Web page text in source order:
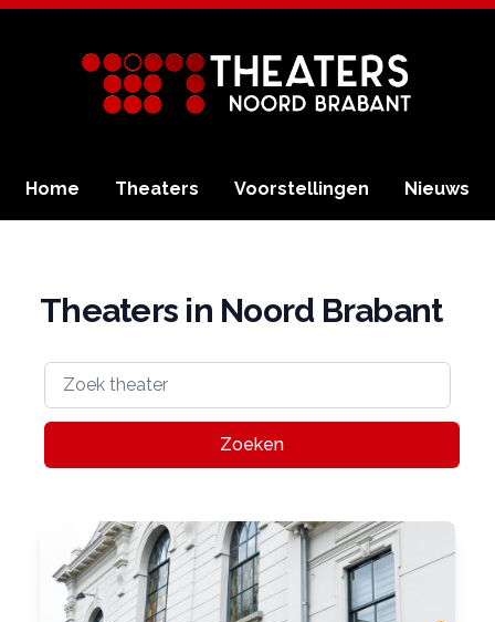
Home Theaters Voorstellingen Nieuws
Theaters in Noord Brabant
Zoeken